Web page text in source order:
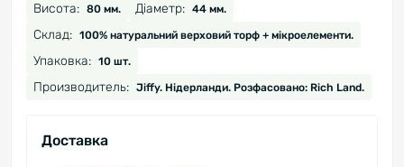
Висота: 80 мм. Діаметр: 44 мм.
Склад: 100% натуральний верховий торф + мікроелементи.
Упаковка: 10 шт.
Производитель: Jiffy. Нідерланди. Розфасовано: Rich Land.
Доставка